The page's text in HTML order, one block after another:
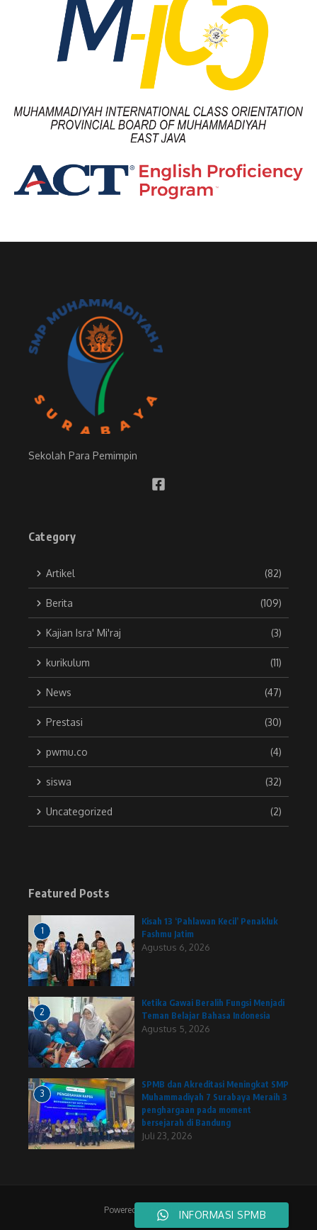
Sekolah Para Pemimpin
Category
Artikel (82)
Berita (109)
Kajian Isra' Mi'raj (3)
kurikulum (11)
News (47)
Prestasi (30)
pwmu.co (4)
siswa (32)
Uncategorized (2)
Featured Posts
1
Kisah 13 ‘Pahlawan Kecil’ Penakluk
Fashmu Jatim
Agustus 6, 2026
2
Ketika Gawai Beralih Fungsi Menjadi
Teman Belajar Bahasa Indonesia
Agustus 5, 2026
3
SPMB dan Akreditasi Meningkat SMP
Muhammadiyah 7 Surabaya Meraih 3
penghargaan pada moment
bersejarah di Bandung
Juli 23, 2026
Powered by Majalah Berita X
INFORMASI SPMB